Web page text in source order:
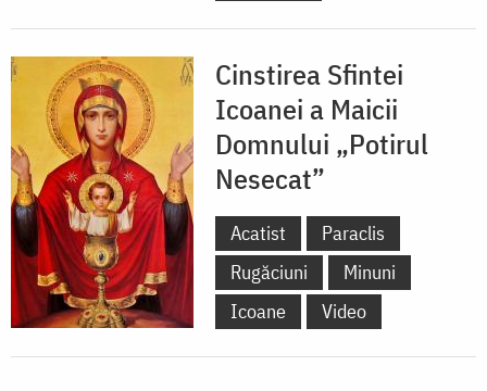
Cinstirea Sfintei
Icoanei a Maicii
Domnului „Potirul
Nesecat”
Acatist
Paraclis
Rugăciuni
Minuni
Icoane
Video